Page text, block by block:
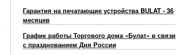
Гарантия на печатающие устройства BULAT - 36
месяцев
График работы Торгового дома «Булат» в связи
с празднованием Дня России